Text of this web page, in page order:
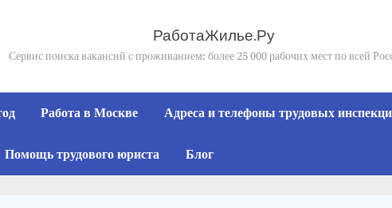
РаботаЖилье.Ру
Сервис поиска вакансий с проживанием: более 25 000 рабочих мест по всей
Работа в Москве Адреса и телефоны трудовых
Помощь трудового юриста Блог